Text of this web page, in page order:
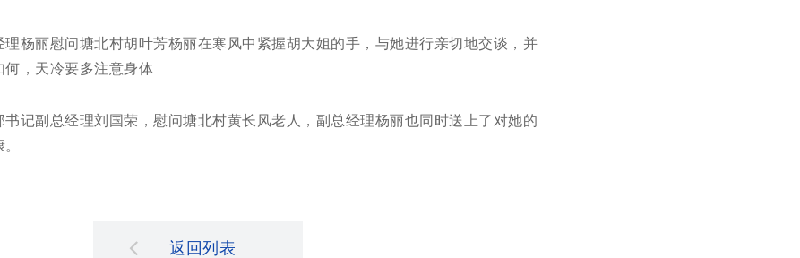
杨丽慰问塘北村胡叶芳杨丽在寒风中紧握胡大姐的手，与她进行亲切地交谈，并
，天冷要多注意身体
记副总经理刘国荣，慰问塘北村黄长风老人，副总经理杨丽也同时送上了对她的
返回列表